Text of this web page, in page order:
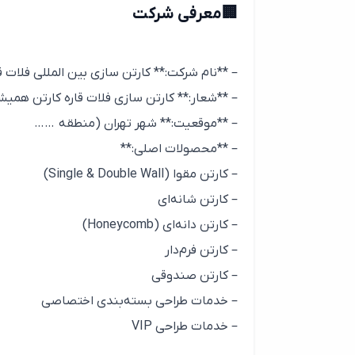
🏢معرفی شرکت
– **نام شرکت:** کارتن سازی بین المللی فلات
– **شعار:** کارتن سازی فلات قاره کارتن
– **موقعیت:** شهر تهران (منطقه ……
– **محصولات اصلی:**
– کارتن مقوا (Single & Double Wall)
– کارتن شانه‌ای
– کارتن دانه‌ای (Honeycomb)
– کارتن فرم‌دار
– کارتن صندوقی
– خدمات طراحی بسته‌بندی اختصاصی
– خدمات طراحی VIP